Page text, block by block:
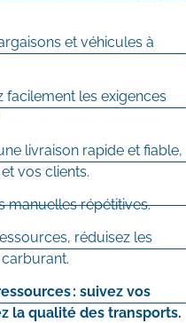
et véhicules à
facilement les exigences
livraison rapide et fiable,
vos clients.
manuelles répétitives.
réduisez les
: suivez vos
la qualité des transports.